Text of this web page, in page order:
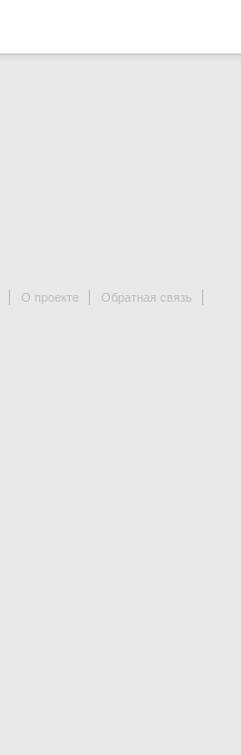
О проекте Обратная связь